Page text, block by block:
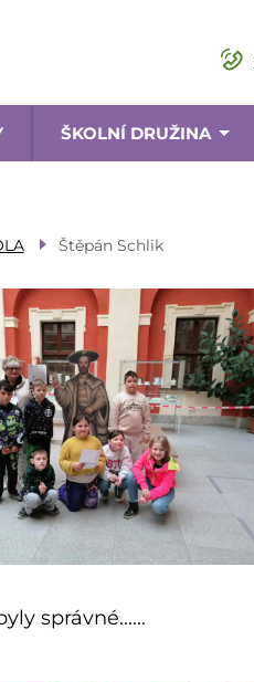
ŠKOLNÍ DRUŽINA
Štěpán Schlik
správné......